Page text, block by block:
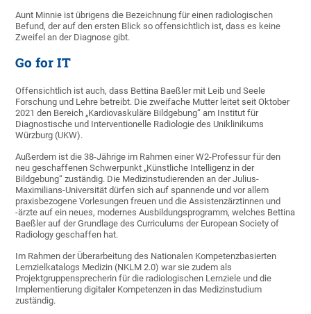
Aunt Minnie ist übrigens die Bezeichnung für einen radiologischen
Befund, der auf den ersten Blick so offensichtlich ist, dass es keine
Zweifel an der Diagnose gibt.
Go for IT
Offensichtlich ist auch, dass Bettina Baeßler mit Leib und Seele
Forschung und Lehre betreibt. Die zweifache Mutter leitet seit Oktober
2021 den Bereich „Kardiovaskuläre Bildgebung“ am Institut für
Diagnostische und Interventionelle Radiologie des Uniklinikums
Würzburg (UKW).
Außerdem ist die 38-Jährige im Rahmen einer W2-Professur für den
neu geschaffenen Schwerpunkt „Künstliche Intelligenz in der
Bildgebung“ zuständig. Die Medizinstudierenden an der Julius-
Maximilians-Universität dürfen sich auf spannende und vor allem
praxisbezogene Vorlesungen freuen und die Assistenzärztinnen und
-ärzte auf ein neues, modernes Ausbildungsprogramm, welches Bettina
Baeßler auf der Grundlage des Curriculums der European Society of
Radiology geschaffen hat.
Im Rahmen der Überarbeitung des Nationalen Kompetenzbasierten
Lernzielkatalogs Medizin (NKLM 2.0) war sie zudem als
Projektgruppensprecherin für die radiologischen Lernziele und die
Implementierung digitaler Kompetenzen in das Medizinstudium
zuständig.